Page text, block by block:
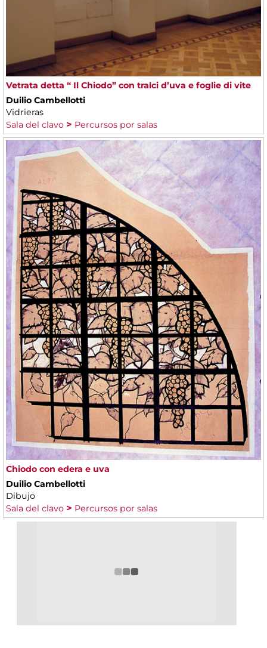
Vetrata detta “ Il Chiodo” con tralci d’uva e foglie di vite
Duilio Cambellotti
Vidrieras
Sala del clavo
Percursos por salas
Chiodo con edera e uva
Duilio Cambellotti
Dibujo
Sala del clavo
Percursos por salas